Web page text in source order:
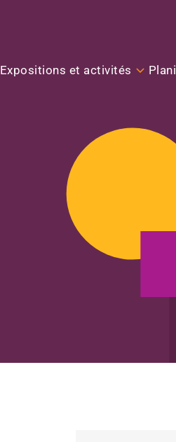
Expositions et activités